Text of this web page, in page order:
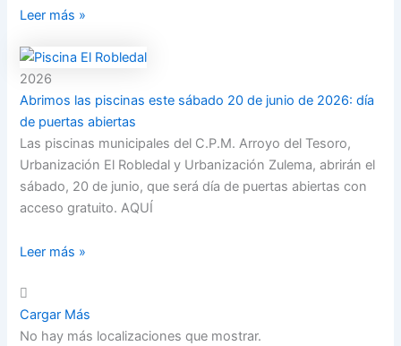
Leer más »
2026
Abrimos las piscinas este sábado 20 de junio de 2026: día
de puertas abiertas
Las piscinas municipales del C.P.M. Arroyo del Tesoro,
Urbanización El Robledal y Urbanización Zulema, abrirán el
sábado, 20 de junio, que será día de puertas abiertas con
acceso gratuito. AQUÍ
Leer más »
Cargar Más
No hay más localizaciones que mostrar.